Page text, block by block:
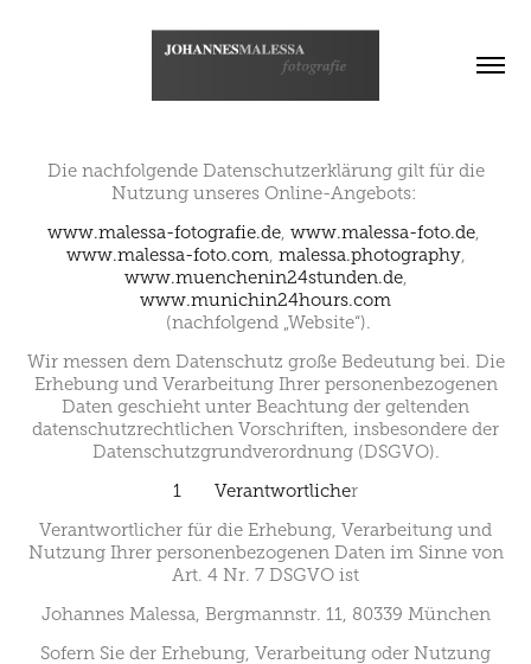
Die nachfolgende Datenschutzerklärung gilt für die
Nutzung unseres Online-Angebots:
www.malessa-fotografie.de, www.malessa-foto.de,
www.malessa-foto.com malessa.photography,
www.muenchenin24stunden.de,
www.munichin24hours.com
(nachfolgend „Website“).
Wir messen dem Datenschutz große Bedeutung bei. Die
Erhebung und Verarbeitung Ihrer personenbezogenen
Daten geschieht unter Beachtung der geltenden
datenschutzrechtlichen Vorschriften, insbesondere der
Datenschutzgrundverordnung (DSGVO).
1 Verantwortlicher
Verantwortlicher für die Erhebung, Verarbeitung und
Nutzung Ihrer personenbezogenen Daten im Sinne von
Art. 4 Nr. 7 DSGVO ist
Johannes Malessa, Bergmannstr. 11, 80339 München
Sofern Sie der Erhebung, Verarbeitung oder Nutzung